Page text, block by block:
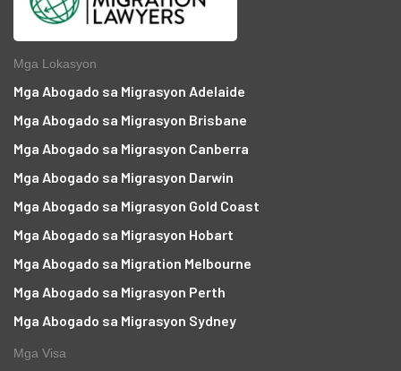
Mga Lokasyon
Mga Abogado sa Migrasyon Adelaide
Mga Abogado sa Migrasyon Brisbane
Mga Abogado sa Migrasyon Canberra
Mga Abogado sa Migrasyon Darwin
Mga Abogado sa Migrasyon Gold Coast
Mga Abogado sa Migrasyon Hobart
Mga Abogado sa Migration Melbourne
Mga Abogado sa Migrasyon Perth
Mga Abogado sa Migrasyon Sydney
Mga Visa